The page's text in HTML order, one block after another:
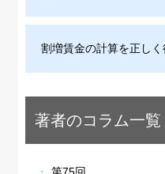
割増賃金の計算を正し
著者のコラム一覧